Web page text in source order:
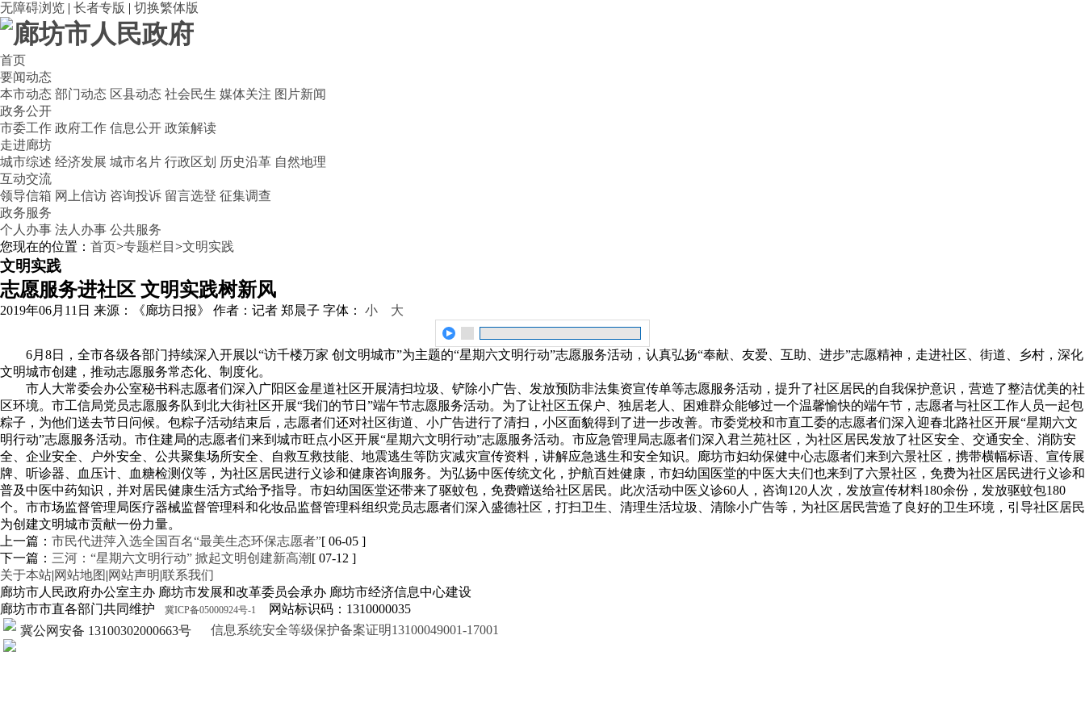
无障碍浏览 | 长者专版 | 切换繁体版
首页
要闻动态
本市动态 部门动态 区县动态 社会民生 媒体关注 图片新闻
政务公开
市委工作 政府工作 信息公开 政策解读
走进廊坊
城市综述 经济发展 城市名片 行政区划 历史沿革 自然地理
互动交流
领导信箱 网上信访 咨询投诉 留言选登 征集调查
政务服务
个人办事 法人办事 公共服务
您现在的位置： 首页>专题栏目 >文明实践
文明实践
志愿服务进社区 文明实践树新风
2019年06月11日 来源：《廊坊日报》 作者：记者 郑晨子 字体： 小 大
6月8日，全市各级各部门持续深入开展以“访千楼万家 创文明城市”为主题的“星期六文明行动”志愿服务活动，认真弘扬“奉献、友爱、互助、进步”志愿精神，走进社区、街道、乡村，深化
文明城市创建，推动志愿服务常态化、制度化。
市人大常委会办公室秘书科志愿者们深入广阳区金星道社区开展清扫垃圾、铲除小广告、发放预防非法集资宣传单等志愿服务活动，提升了社区居民的自我保护意识，营造了整洁优美的社
区环境。市工信局党员志愿服务队到北大街社区开展“我们的节日”端午节志愿服务活动。为了让社区五保户、独居老人、困难群众能够过一个温馨愉快的端午节，志愿者与社区工作人员一起包
粽子，为他们送去节日问候。包粽子活动结束后，志愿者们还对社区街道、小广告进行了清扫，小区面貌得到了进一步改善。市委党校和市直工委的志愿者们深入迎春北路社区开展“星期六文
明行动”志愿服务活动。市住建局的志愿者们来到城市旺点小区开展“星期六文明行动”志愿服务活动。市应急管理局志愿者们深入君兰苑社区，为社区居民发放了社区安全、交通安全、消防安
全、企业安全、户外安全、公共聚集场所安全、自救互救技能、地震逃生等防灾减灾宣传资料，讲解应急逃生和安全知识。廊坊市妇幼保健中心志愿者们来到六景社区，携带横幅标语、宣传展
牌、听诊器、血压计、血糖检测仪等，为社区居民进行义诊和健康咨询服务。为弘扬中医传统文化，护航百姓健康，市妇幼国医堂的中医大夫们也来到了六景社区，免费为社区居民进行义诊和
普及中医中药知识，并对居民健康生活方式给予指导。市妇幼国医堂还带来了驱蚊包，免费赠送给社区居民。此次活动中医义诊60人，咨询120人次，发放宣传材料180余份，发放驱蚊包180
个。市市场监督管理局医疗器械监督管理科和化妆品监督管理科组织党员志愿者们深入盛德社区，打扫卫生、清理生活垃圾、清除小广告等，为社区居民营造了良好的卫生环境，引导社区居民
为创建文明城市贡献一份力量。
上一篇： 市民代进萍入选全国百名“最美生态环保志愿者”[ 06-05 ]
下一篇： 三河：“星期六文明行动” 掀起文明创建新高潮[ 07-12 ]
关于本站|网站地图 |网站声明|联系我们
廊坊市人民政府办公室主办 廊坊市发展和改革委员会承办 廊坊市经济信息中心建设
廊坊市市直各部门共同维护
冀ICP备05000924号-1
网站标识码：1310000035
冀公网安备 13100302000663号
信息系统安全等级保护备案证明13100049001-17001